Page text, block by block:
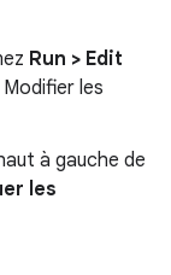
Run > Edit
les
à gauche de
les